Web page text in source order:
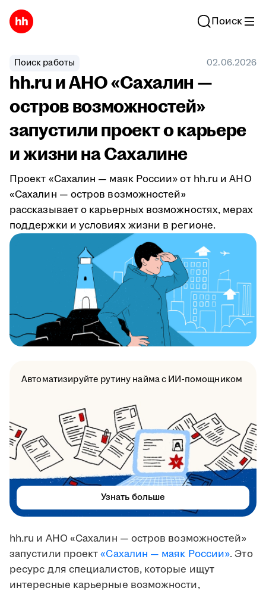
Поиск
Поиск работы 02.06.2026
hh.ru и АНО «Сахалин —
остров возможностей»
запустили проект о карьере
и жизни на Сахалине
Проект «Сахалин — маяк России» от hh.ru и АНО
«Сахалин — остров возможностей»
рассказывает о карьерных возможностях, мерах
поддержки и условиях жизни в регионе.
hh.ru и АНО «Сахалин — остров возможностей»
запустили проект«Сахалин — маяк России». Это
ресурс для специалистов, которые ищут
интересные карьерные возможности,
Автоматизируйте рутину найма с ИИ-помощником
Узнать больше